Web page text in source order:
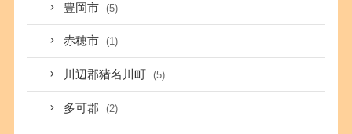
豊岡市 (5)
赤穂市 (1)
川辺郡猪名川町 (5)
多可郡 (2)